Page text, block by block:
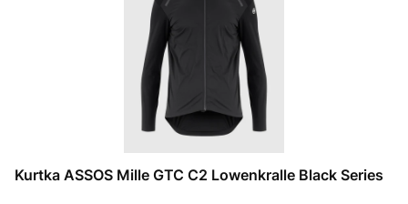
Kurtka ASSOS Mille GTC C2 Lowenkralle Black Series